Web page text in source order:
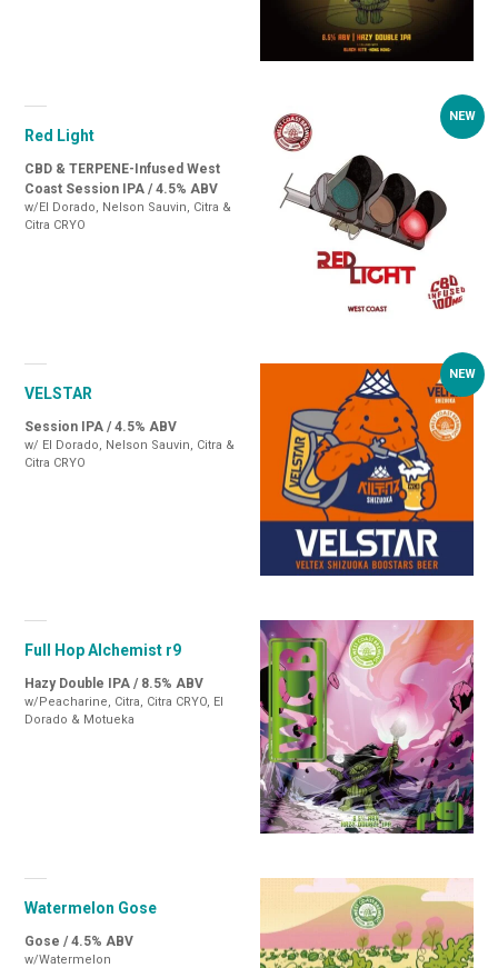
Red Light
CBD & TERPENE-Infused West
Coast Session IPA / 4.5% ABV
w/El Dorado, Nelson Sauvin, Citra &
Citra CRYO
VELSTAR
Session IPA / 4.5% ABV
w/ El Dorado, Nelson Sauvin, Citra &
Citra CRYO
Full Hop Alchemist r9
Hazy Double IPA / 8.5% ABV
w/Peacharine, Citra, Citra CRYO, El
Dorado & Motueka
Watermelon Gose
Gose / 4.5% ABV
w/Watermelon